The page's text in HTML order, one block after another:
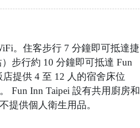
。住客步行 7 分鐘即可抵達捷
步行約 10 分鐘即可抵達 Fun
提供 4 至 12 人的宿舍床位
Fun Inn Taipei 設有共用廚房和
提供個人衛生用品。